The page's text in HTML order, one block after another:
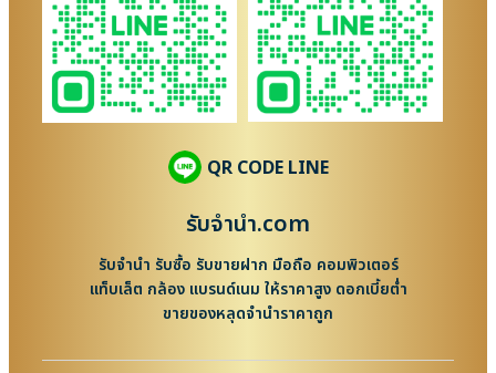
QR CODE LINE
รับจํานํา.com
รับจำนำ รับซื้อ รับขายฝาก มือถือ คอมพิวเตอร์
แท็บเล็ต กล้อง แบรนด์เนม ให้ราคาสูง ดอกเบี้ยต่ำ
ขายของหลุดจำนำราคาถูก